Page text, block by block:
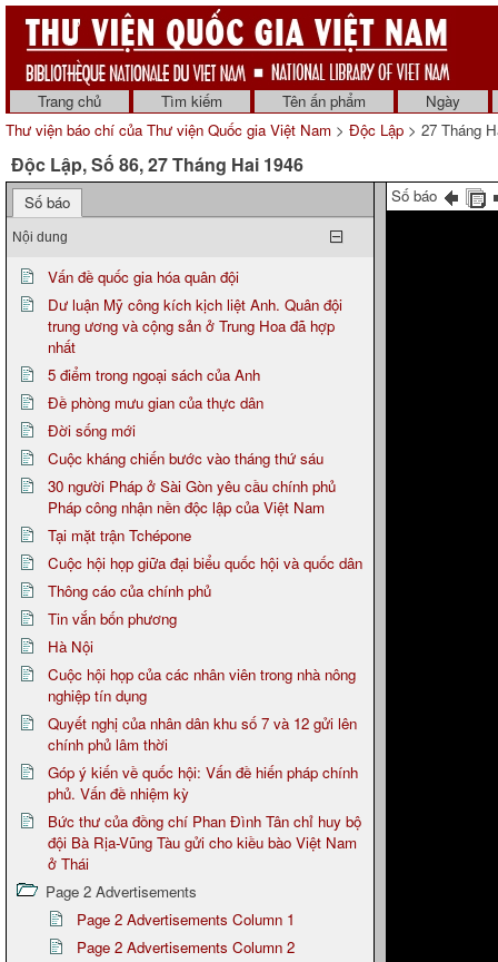
Trang chủ Tìm kiếm Tên ấn phẩm
Ngày
Thư viện báo chí của Thư viện Quốc gia Việt Nam > Độc Lập > 27 Tháng
Độc Lập, Số 86, 27 Tháng Hai 1946
Số báo
Nội dung
Vấn đề quốc gia hóa quân đội
Dư luận Mỹ công kích kịch liệt Anh. Quân đội
trung ương và cộng sản ở Trung Hoa đã hợp
nhất
5 điểm trong ngoại sách của Anh
Đề phòng mưu gian của thực dân
Đời sống mới
Cuộc kháng chiến bước vào tháng thứ sáu
30 người Pháp ở Sài Gòn yêu cầu chính phủ
Pháp công nhận nền độc lập của Việt Nam
Tại mặt trận Tchépone
Cuộc hội họp giữa đại biểu quốc hội và quốc dân
Thông cáo của chính phủ
Tin vắn bốn phương
Hà Nội
Cuộc hội họp của các nhân viên trong nhà nông
nghiệp tín dụng
Quyết nghị của nhân dân khu số 7 và 12 gửi lên
chính phủ lâm thời
Góp ý kiến về quốc hội: Vấn đề hiến pháp chính
phủ. Vấn đề nhiệm kỳ
Bức thư của đồng chí Phan Đình Tân chỉ huy bộ
đội Bà Rịa-Vũng Tàu gửi cho kiều bào Việt Nam
ở Thái
Page 2 Advertisements
Page 2 Advertisements Column 1
Page 2 Advertisements Column 2
Số báo